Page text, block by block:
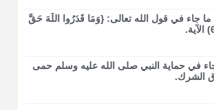
(٦٦) باب ما جاء في قول الله تعالى: {وَمَا قَدَرُوا اللَّهَ حَقَّ
(٦٥) ما جاء في حماية النبي صلى الله عليه وسلم حمى
الشرك.